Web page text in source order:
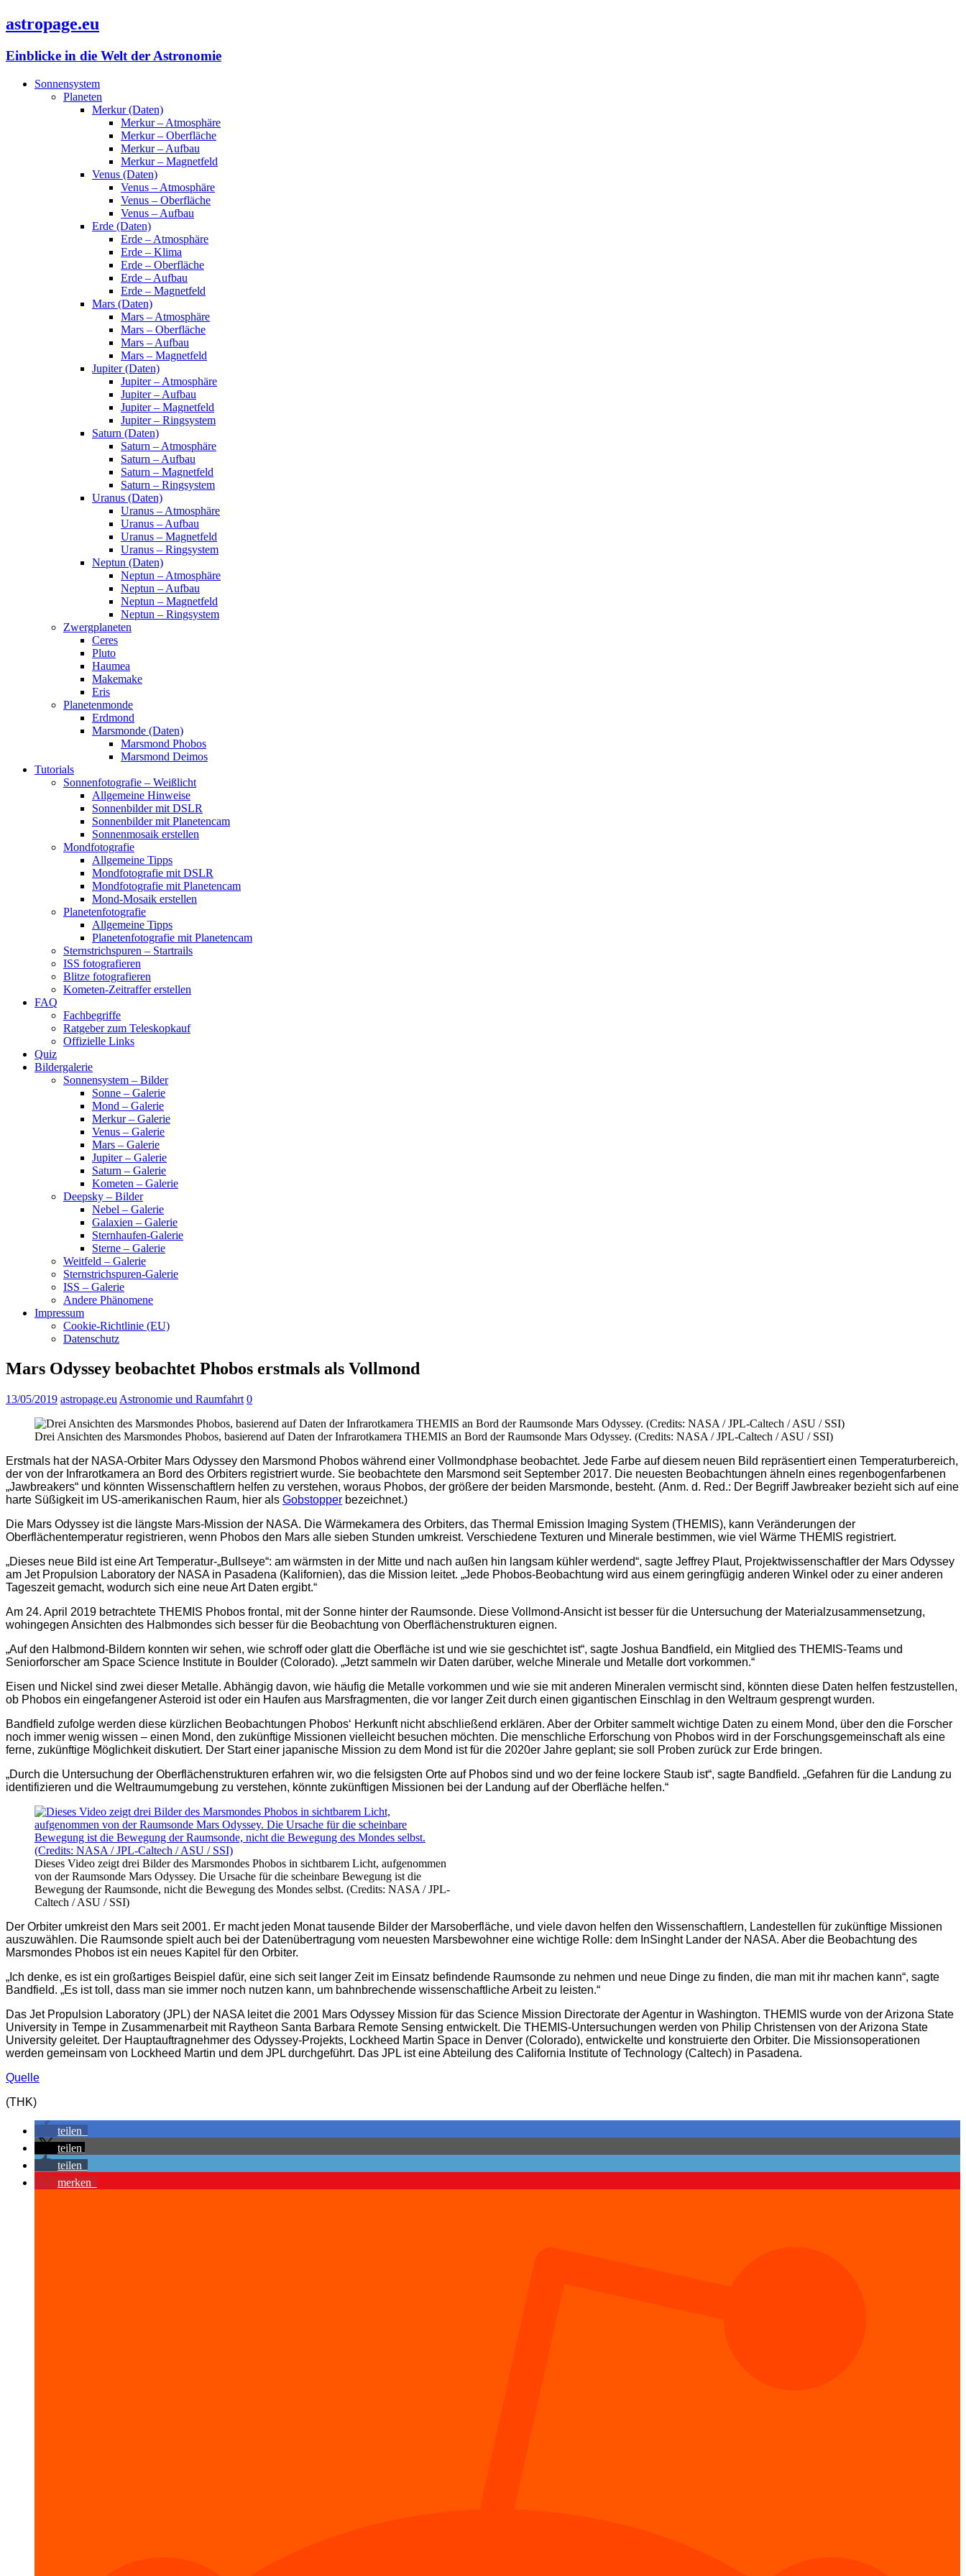
astropage.eu
Einblicke in die Welt der Astronomie
Sonnensystem
Planeten
Merkur (Daten)
Merkur – Atmosphäre
Merkur – Oberfläche
Merkur – Aufbau
Merkur – Magnetfeld
Venus (Daten)
Venus – Atmosphäre
Venus – Oberfläche
Venus – Aufbau
Erde (Daten)
Erde – Atmosphäre
Erde – Klima
Erde – Oberfläche
Erde – Aufbau
Erde – Magnetfeld
Mars (Daten)
Mars – Atmosphäre
Mars – Oberfläche
Mars – Aufbau
Mars – Magnetfeld
Jupiter (Daten)
Jupiter – Atmosphäre
Jupiter – Aufbau
Jupiter – Magnetfeld
Jupiter – Ringsystem
Saturn (Daten)
Saturn – Atmosphäre
Saturn – Aufbau
Saturn – Magnetfeld
Saturn – Ringsystem
Uranus (Daten)
Uranus – Atmosphäre
Uranus – Aufbau
Uranus – Magnetfeld
Uranus – Ringsystem
Neptun (Daten)
Neptun – Atmosphäre
Neptun – Aufbau
Neptun – Magnetfeld
Neptun – Ringsystem
Zwergplaneten
Ceres
Pluto
Haumea
Makemake
Eris
Planetenmonde
Erdmond
Marsmonde (Daten)
Marsmond Phobos
Marsmond Deimos
Tutorials
Sonnenfotografie – Weißlicht
Allgemeine Hinweise
Sonnenbilder mit DSLR
Sonnenbilder mit Planetencam
Sonnenmosaik erstellen
Mondfotografie
Allgemeine Tipps
Mondfotografie mit DSLR
Mondfotografie mit Planetencam
Mond-Mosaik erstellen
Planetenfotografie
Allgemeine Tipps
Planetenfotografie mit Planetencam
Sternstrichspuren – Startrails
ISS fotografieren
Blitze fotografieren
Kometen-Zeitraffer erstellen
FAQ
Fachbegriffe
Ratgeber zum Teleskopkauf
Offizielle Links
Quiz
Bildergalerie
Sonnensystem – Bilder
Sonne – Galerie
Mond – Galerie
Merkur – Galerie
Venus – Galerie
Mars – Galerie
Jupiter – Galerie
Saturn – Galerie
Kometen – Galerie
Deepsky – Bilder
Nebel – Galerie
Galaxien – Galerie
Sternhaufen-Galerie
Sterne – Galerie
Weitfeld – Galerie
Sternstrichspuren-Galerie
ISS – Galerie
Andere Phänomene
Impressum
Cookie-Richtlinie (EU)
Datenschutz
Mars Odyssey beobachtet Phobos erstmals als Vollmond
13/05/2019 astropage.eu Astronomie und Raumfahrt 0
Drei Ansichten des Marsmondes Phobos, basierend auf Daten der Infrarotkamera THEMIS an Bord der Raumsonde Mars Odyssey. (Credits: NASA / JPL-Caltech / ASU / SSI)
Erstmals hat der NASA-Orbiter Mars Odyssey den Marsmond Phobos während einer Vollmondphase beobachtet. Jede Farbe auf diesem neuen Bild repräsentiert einen Temperaturbereich,
der von der Infrarotkamera an Bord des Orbiters registriert wurde. Sie beobachtete den Marsmond seit September 2017. Die neuesten Beobachtungen ähneln eines regenbogenfarbenen
„Jawbreakers“ und könnten Wissenschaftlern helfen zu verstehen, woraus Phobos, der größere der beiden Marsmonde, besteht. (Anm. d. Red.: Der Begriff Jawbreaker bezieht sich auf eine
harte Süßigkeit im US-amerikanischen Raum, hier als Gobstopper bezeichnet.)
Die Mars Odyssey ist die längste Mars-Mission der NASA. Die Wärmekamera des Orbiters, das Thermal Emission Imaging System (THEMIS), kann Veränderungen der
Oberflächentemperatur registrieren, wenn Phobos den Mars alle sieben Stunden umkreist. Verschiedene Texturen und Minerale bestimmen, wie viel Wärme THEMIS registriert.
„Dieses neue Bild ist eine Art Temperatur-„Bullseye“: am wärmsten in der Mitte und nach außen hin langsam kühler werdend“, sagte Jeffrey Plaut, Projektwissenschaftler der Mars Odyssey
am Jet Propulsion Laboratory der NASA in Pasadena (Kalifornien), das die Mission leitet. „Jede Phobos-Beobachtung wird aus einem geringfügig anderen Winkel oder zu einer anderen
Tageszeit gemacht, wodurch sich eine neue Art Daten ergibt.“
Am 24. April 2019 betrachtete THEMIS Phobos frontal, mit der Sonne hinter der Raumsonde. Diese Vollmond-Ansicht ist besser für die Untersuchung der Materialzusammensetzung,
wohingegen Ansichten des Halbmondes sich besser für die Beobachtung von Oberflächenstrukturen eignen.
„Auf den Halbmond-Bildern konnten wir sehen, wie schroff oder glatt die Oberfläche ist und wie sie geschichtet ist“, sagte Joshua Bandfield, ein Mitglied des THEMIS-Teams und
Seniorforscher am Space Science Institute in Boulder (Colorado). „Jetzt sammeln wir Daten darüber, welche Minerale und Metalle dort vorkommen.“
Eisen und Nickel sind zwei dieser Metalle. Abhängig davon, wie häufig die Metalle vorkommen und wie sie mit anderen Mineralen vermischt sind, könnten diese Daten helfen festzustellen,
ob Phobos ein eingefangener Asteroid ist oder ein Haufen aus Marsfragmenten, die vor langer Zeit durch einen gigantischen Einschlag in den Weltraum gesprengt wurden.
Bandfield zufolge werden diese kürzlichen Beobachtungen Phobos‘ Herkunft nicht abschließend erklären. Aber der Orbiter sammelt wichtige Daten zu einem Mond, über den die Forscher
noch immer wenig wissen – einen Mond, den zukünftige Missionen vielleicht besuchen möchten. Die menschliche Erforschung von Phobos wird in der Forschungsgemeinschaft als eine
ferne, zukünftige Möglichkeit diskutiert. Der Start einer japanische Mission zu dem Mond ist für die 2020er Jahre geplant; sie soll Proben zurück zur Erde bringen.
„Durch die Untersuchung der Oberflächenstrukturen erfahren wir, wo die felsigsten Orte auf Phobos sind und wo der feine lockere Staub ist“, sagte Bandfield. „Gefahren für die Landung zu
identifizieren und die Weltraumumgebung zu verstehen, könnte zukünftigen Missionen bei der Landung auf der Oberfläche helfen.“
Dieses Video zeigt drei Bilder des Marsmondes Phobos in sichtbarem Licht, aufgenommen
von der Raumsonde Mars Odyssey. Die Ursache für die scheinbare Bewegung ist die
Bewegung der Raumsonde, nicht die Bewegung des Mondes selbst. (Credits: NASA / JPL-
Caltech / ASU / SSI)
Der Orbiter umkreist den Mars seit 2001. Er macht jeden Monat tausende Bilder der Marsoberfläche, und viele davon helfen den Wissenschaftlern, Landestellen für zukünftige Missionen
auszuwählen. Die Raumsonde spielt auch bei der Datenübertragung vom neuesten Marsbewohner eine wichtige Rolle: dem InSinght Lander der NASA. Aber die Beobachtung des
Marsmondes Phobos ist ein neues Kapitel für den Orbiter.
„Ich denke, es ist ein großartiges Beispiel dafür, eine sich seit langer Zeit im Einsatz befindende Raumsonde zu nehmen und neue Dinge zu finden, die man mit ihr machen kann“, sagte
Bandfield. „Es ist toll, dass man sie immer noch nutzen kann, um bahnbrechende wissenschaftliche Arbeit zu leisten.“
Das Jet Propulsion Laboratory (JPL) der NASA leitet die 2001 Mars Odyssey Mission für das Science Mission Directorate der Agentur in Washington. THEMIS wurde von der Arizona State
University in Tempe in Zusammenarbeit mit Raytheon Santa Barbara Remote Sensing entwickelt. Die THEMIS-Untersuchungen werden von Philip Christensen von der Arizona State
University geleitet. Der Hauptauftragnehmer des Odyssey-Projekts, Lockheed Martin Space in Denver (Colorado), entwickelte und konstruierte den Orbiter. Die Missionsoperationen
werden gemeinsam von Lockheed Martin und dem JPL durchgeführt. Das JPL ist eine Abteilung des California Institute of Technology (Caltech) in Pasadena.
Quelle
(THK)
teilen
teilen
teilen
merken